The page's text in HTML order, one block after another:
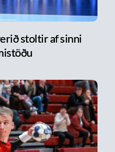
stoltir af sinni